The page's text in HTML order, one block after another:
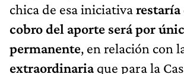
chica de esa iniciativa
cobro del aporte será por
permanente, en relación con
extraordinariaque para la